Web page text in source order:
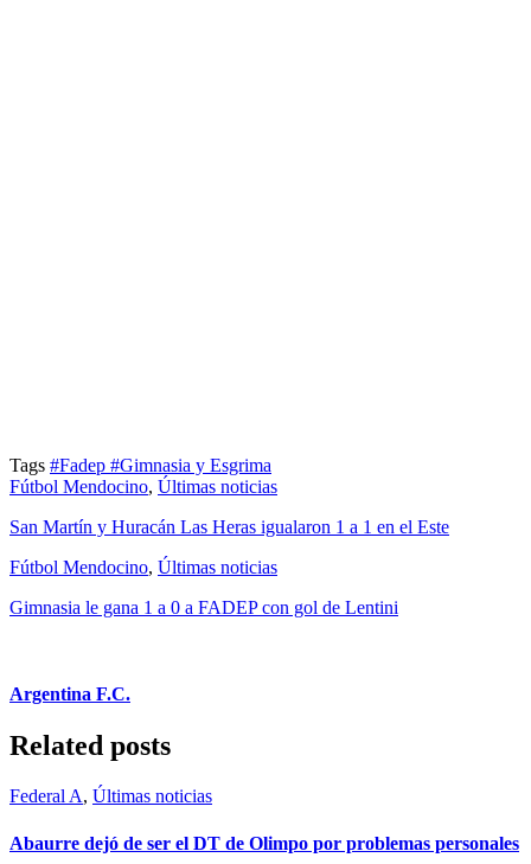
Tags #Fadep #Gimnasia y Esgrima
Fútbol Mendocino, Últimas noticias
San Martín y Huracán Las Heras igualaron 1 a 1 en el Este
Fútbol Mendocino, Últimas noticias
Gimnasia le gana 1 a 0 a FADEP con gol de Lentini
Argentina F.C.
Related posts
Federal A, Últimas noticias
Abaurre dejó de ser el DT de Olimpo por problemas personales